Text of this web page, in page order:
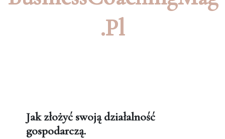
.pl
Jak złożyć swoją działalność
gospodarczą.